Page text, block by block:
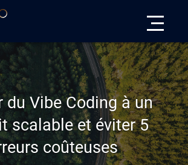
du Vibe Coding à un
scalable et éviter 5
coûteuses